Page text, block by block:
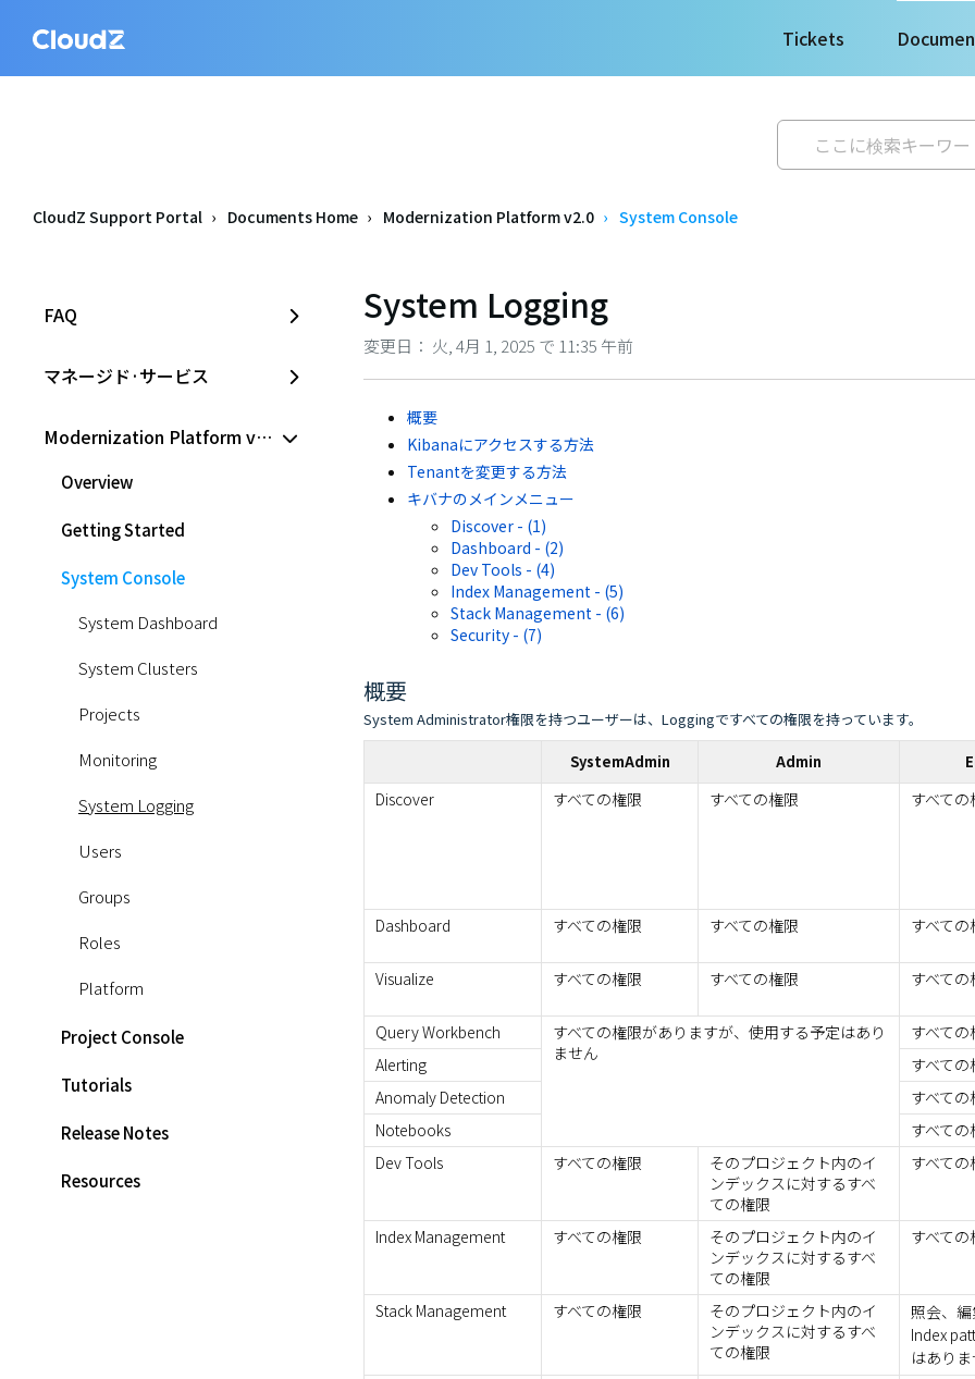
Tickets
CloudZ Support Portal Documents Home Modernization Platform v2.0 System Console
FAQ
マネージド·サービス
Modernization Platform v2.0
Overview
Getting Started
System Console
System Dashboard
System Clusters
Projects
Monitoring
System Logging
Users
Groups
Roles
Platform
Project Console
Tutorials
Release Notes
Resources
System Logging
変更日： 火, 4月 1, 2025 で 11:35 午前
概要
Kibanaにアクセスする方法
Tenantを変更する方法
キバナのメインメニュー
Discover - (1)
Dashboard - (2)
Dev Tools - (4)
Index Management - (5)
Stack Management - (6)
Security - (7)
概要
System Administrator権限を持つユーザーは、Loggingですべての権限を持っています。
SystemAdmin Admin
Discover すべての権限 すべての権限 すべての
Dashboard
すべての権限 すべての権限 すべての
Visualize すべての権限 すべての権限 すべての
Query Workbench
すべての権限がありますが、使用する予定はあり
ません
すべての
Alerting
すべての
Anomaly Detection
すべての
Notebooks
すべての
Dev Tools
すべての権限
そのプロジェクト内のイ
ンデックスに対するすべ
ての権限
すべての
Index Management すべての権限
そのプロジェクト内のイ
ンデックスに対するすべ
ての権限
すべての
Stack Management すべての権限
そのプロジェクト内のイ
ンデックスに対するすべ
ての権限
照会、
Index
はあり